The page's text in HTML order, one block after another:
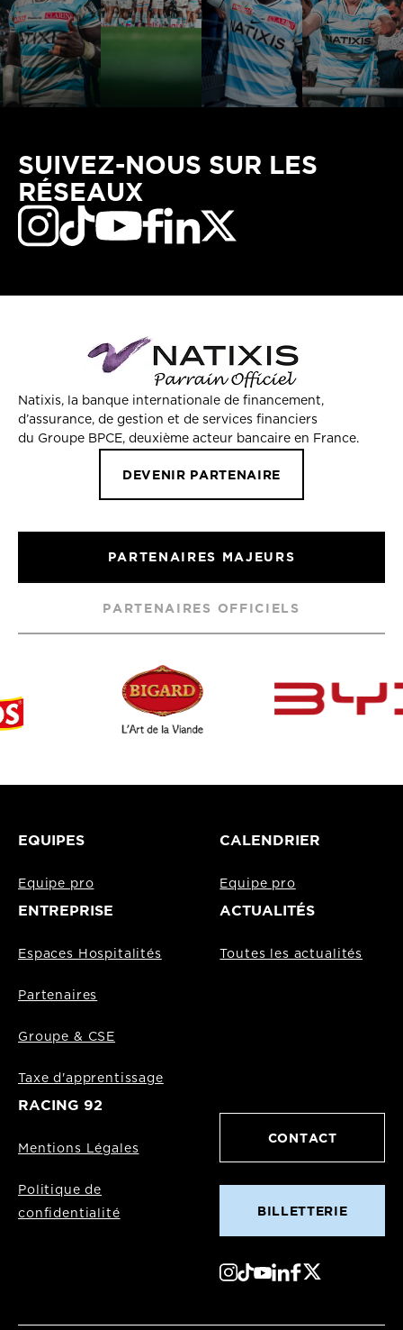
SUIVEZ-NOUS SUR LES
RÉSEAUX
Natixis, la banque internationale de financement,
d’assurance, de gestion et de services financiers
du Groupe BPCE, deuxième acteur bancaire en France.
DEVENIR PARTENAIRE
PARTENAIRES MAJEURS
PARTENAIRES OFFICIELS
EQUIPES
Equipe pro
CALENDRIER
Equipe pro
ENTREPRISE
Espaces Hospitalités
Partenaires
Groupe & CSE
Taxe d'apprentissage
ACTUALITÉS
Toutes les actualités
RACING 92
Mentions Légales
Politique de
confidentialité
CONTACT
BILLETTERIE